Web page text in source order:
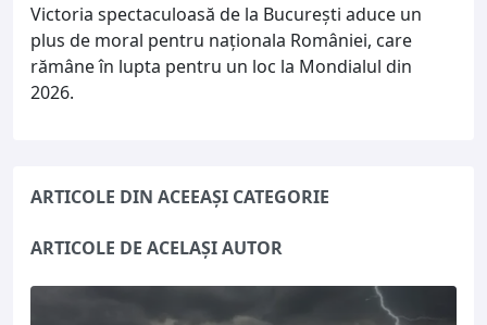
Victoria spectaculoasă de la București aduce un
plus de moral pentru naționala României, care
rămâne în lupta pentru un loc la Mondialul din
2026.
ARTICOLE DIN ACEEAȘI CATEGORIE
ARTICOLE DE ACELAȘI AUTOR